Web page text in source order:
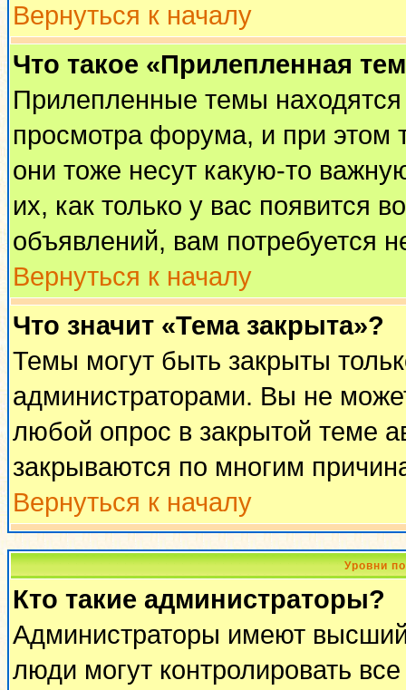
Вернуться к началу
Что такое «Прилепленная
Прилепленные темы
просмотра форума, и при этом
они тоже несут какую-то
их, как только у вас появится
объявлений, вам потребуется
Вернуться к началу
Что значит «Тема закрыта»?
Темы могут быть закрыты
администраторами. Вы не
любой опрос в закрытой теме
закрываются по многим
Вернуться к началу
Уровни
Кто такие администраторы?
Администраторы имеют
люди могут контролировать